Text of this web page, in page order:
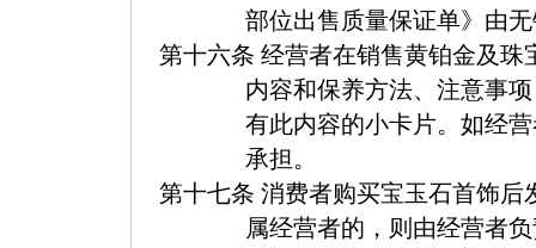
部位出售质量保证单》 由
第十六条 经营者在销售黄铂金及珠
内容和保养方法、注意事
有此内容的小卡片。如经
承担。
第十七条 消费者购买宝玉石首饰后
属经营者的，则由经营者